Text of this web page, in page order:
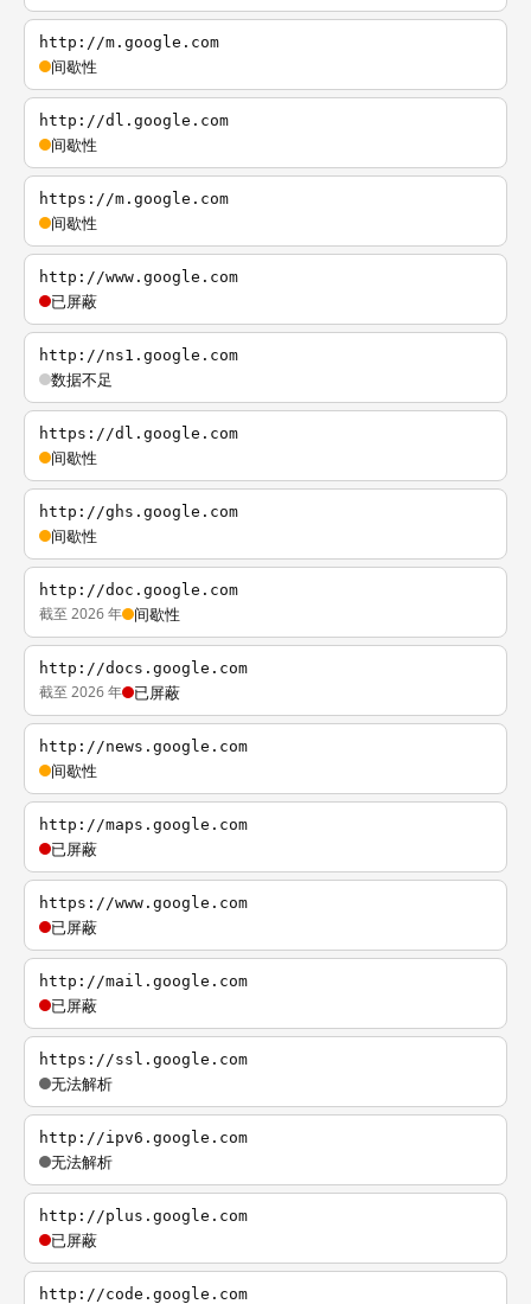
http://m.google.com
间歇性
http://dl.google.com
间歇性
https://m.google.com
间歇性
http://www.google.com
已屏蔽
http://ns1.google.com
数据不足
https://dl.google.com
间歇性
http://ghs.google.com
间歇性
http://doc.google.com
截至 2026 年 间歇性
http://docs.google.com
截至 2026 年 已屏蔽
http://news.google.com
间歇性
http://maps.google.com
已屏蔽
https://www.google.com
已屏蔽
http://mail.google.com
已屏蔽
https://ssl.google.com
无法解析
http://ipv6.google.com
无法解析
http://plus.google.com
已屏蔽
http://code.google.com